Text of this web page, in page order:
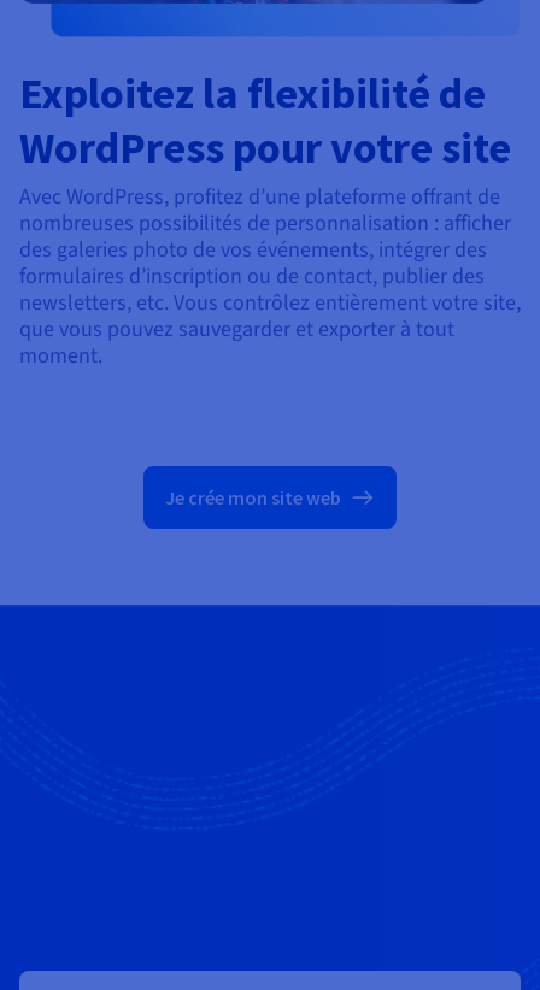
Exploitez la flexibilité de
WordPress pour votre site
Avec WordPress, profitez d’une plateforme offrant de
nombreuses possibilités de personnalisation : afficher
des galeries photo de vos événements, intégrer des
formulaires d’inscription ou de contact, publier des
newsletters, etc. Vous contrôlez entièrement votre site,
que vous pouvez sauvegarder et exporter à tout
moment.
Je crée mon site web